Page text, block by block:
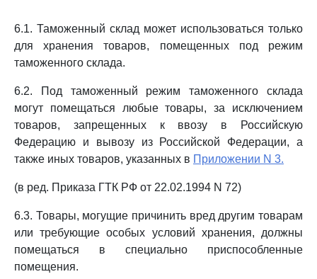
6.1. Таможенный склад может использоваться только
для хранения товаров, помещенных под режим
таможенного склада.
6.2. Под таможенный режим таможенного склада
могут помещаться любые товары, за исключением
товаров, запрещенных к ввозу в Российскую
Федерацию и вывозу из Российской Федерации, а
также иных товаров, указанных в Приложении N 3.
(в ред. Приказа ГТК РФ от 22.02.1994 N 72)
6.3. Товары, могущие причинить вред другим товарам
или требующие особых условий хранения, должны
помещаться в специально приспособленные
помещения.